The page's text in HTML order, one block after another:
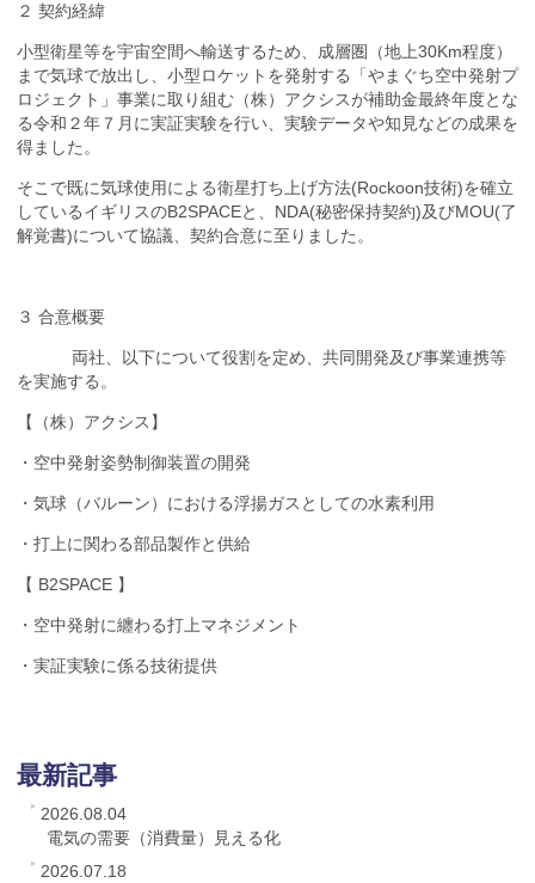
２ 契約経緯
小型衛星等を宇宙空間へ輸送するため、成層圏（地上30Km程度）
まで気球で放出し、小型ロケットを発射する「やまぐち空中発射プ
ロジェクト」事業に取り組む（株）アクシスが補助金最終年度とな
る令和２年７月に実証実験を行い、実験データや知見などの成果を
得ました。
そこで既に気球使用による衛星打ち上げ方法(Rockoon技術)を確立
しているイギリスのB2SPACEと、NDA(秘密保持契約)及びMOU(了
解覚書)について協議、契約合意に至りました。
３ 合意概要
両社、以下について役割を定め、共同開発及び事業連携等
を実施する。
【（株）アクシス】
・空中発射姿勢制御装置の開発
・気球（バルーン）における浮揚ガスとしての水素利用
・打上に関わる部品製作と供給
【 B2SPACE 】
・空中発射に纏わる打上マネジメント
・実証実験に係る技術提供
最新記事
2026.08.04
電気の需要（消費量）見える化
2026.07.18